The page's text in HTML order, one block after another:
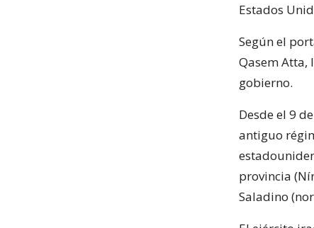
Estados
Según el
Qasem Atta,
gobierno.
Desde el 9
antiguo
provincia
Saladino